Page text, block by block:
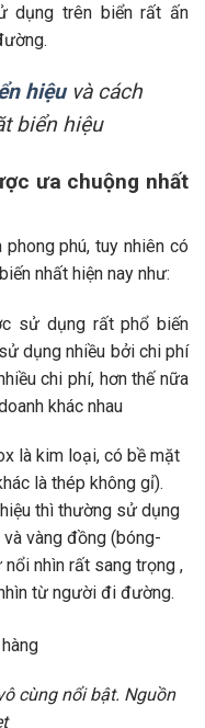
dụng trên biển rất ấn
hiệuvà cách
biển hiệu
ưa chuộng nhất
phú, tuy nhiên có
nhất hiện nay như:
sử dụng rất phổ biến
dụng nhiều bởi chi phí
chi phí, hơn thế nữa
khác nhau
là kim loại, có bề mặt
là thép không gỉ).
thì thường sử dụng
vàng đồng (bóng-
nhìn rất sang trọng ,
từ người đi đường.
cùng nổi bật. Nguồn